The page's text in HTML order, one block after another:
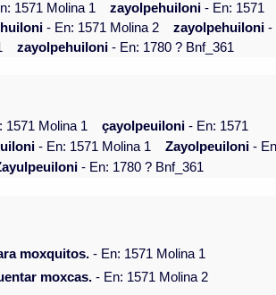
1571 Molina 1 zayolpehuiloni- En: 1571
- En: 1571 Molina 2 zayolpehuiloni-
zayolpehuiloni- En: 1780 ? Bnf_361
1571 Molina 1 çayolpeuiloni - En: 1571
- En: 1571 Molina 1 Zayolpeuiloni -
- En: 1780 ? Bnf_361
moxquitos. - En: 1571 Molina 1
moxcas. - En: 1571 Molina 2